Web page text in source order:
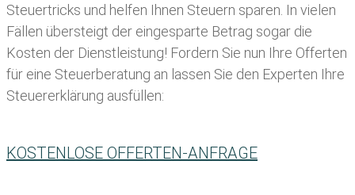
Steuertricks und helfen Ihnen Steuern sparen. In vielen
Fällen übersteigt der eingesparte Betrag sogar die
Kosten der Dienstleistung! Fordern Sie nun Ihre Offerten
für eine Steuerberatung an lassen Sie den Experten Ihre
Steuererklärung ausfüllen:
KOSTENLOSE OFFERTEN-ANFRAGE